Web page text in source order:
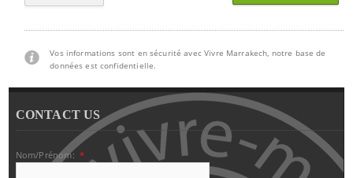
Vos informations sont en sécurité avec Vivre Marrakech, notre base de
données est confidentielle.
CONTACT US
Nom/Prénom: *